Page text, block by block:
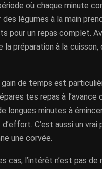
où chaque minute
des légumes à la main
pour un repas complet.
la préparation à la
de temps est
tes repas à
longues minutes à
C’est aussi un
une corvée.
cas, l’intérêt n’est pas